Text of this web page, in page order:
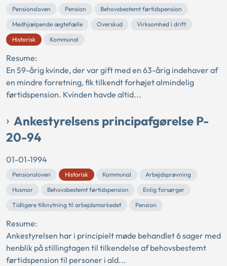
Pensionsloven Pension
Behovsbestemt førtidspension
Medhjælpende ægtefælle
Overskud
Virksomhed i drift
Historisk
Kommunal
Resume:
En 59-årig kvinde, der var gift med en 63-årig indehaver af
en mindre forretning, fik tilkendt forhøjet almindelig
førtidspension. Kvinden havde altid...
Ankestyrelsens principafgørelse P-
20-94
01-01-1994
Pensionsloven Historisk Kommunal
Arbejdsprøvning
Husmor
Behovsbestemt førtidspension
Enlig forsørger
Tidligere tilknytning til arbejdsmarkedet
Pension
Resume:
Ankestyrelsen har i principielt møde behandlet 6 sager med
henblik på stillingtagen til tilkendelse af behovsbestemt
førtidspension til personer i ald...